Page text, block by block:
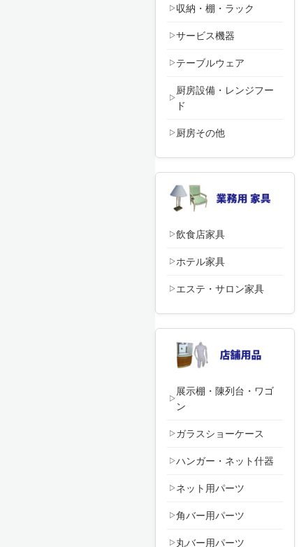
収納・棚・ラック
サービス機器
テーブルウェア
厨房設備・レンジフー
ド
厨房その他
飲食店家具
ホテル家具
エステ・サロン家具
展示棚・陳列台・ワゴ
ン
ガラスショーケース
ハンガー・ネット什器
ネット用パーツ
角バー用パーツ
丸バー用パーツ